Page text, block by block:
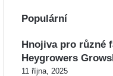
Populární
Hnojiva pro různé
Heygrowers
11 října, 2025